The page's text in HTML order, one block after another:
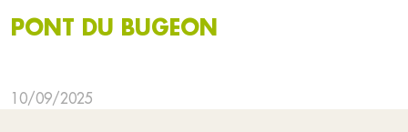
PONT DU BUGEON
10/09/2025